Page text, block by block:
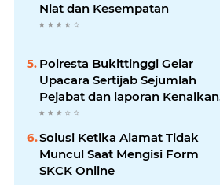
Niat dan Kesempatan
Polresta Bukittinggi Gelar
Upacara Sertijab Sejumlah
Pejabat dan laporan Kenaikan
Pangkat Pengabdian
Solusi Ketika Alamat Tidak
Muncul Saat Mengisi Form
SKCK Online